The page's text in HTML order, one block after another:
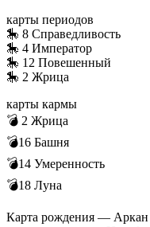
карты периодов
🎠 8 Справедливость
🎠 4 Император
🎠 12 Повешенный
🎠 2 Жрица
карты кармы
💣 2 Жрица
💣16 Башня
💣14 Умеренность
💣18 Луна
Карта рождения — Аркан